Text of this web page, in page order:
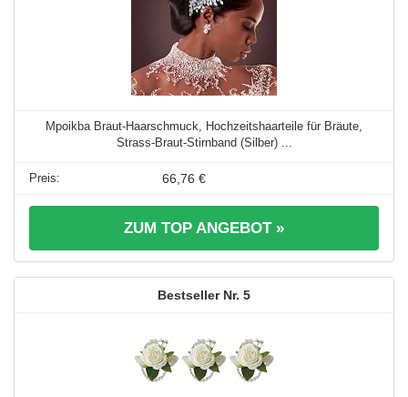
Mpoikba Braut-Haarschmuck, Hochzeitshaarteile für Bräute,
Strass-Braut-Stirnband (Silber) ...
66,76 €
ZUM TOP ANGEBOT »
5